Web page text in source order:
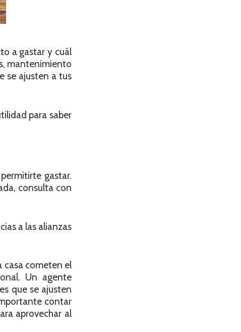
a gastar y cuál
mantenimiento
se ajusten a tus
para saber
gastar.
consulta con
a las alianzas
casa cometen el
Un agente
que se ajusten
contar
aprovechar al